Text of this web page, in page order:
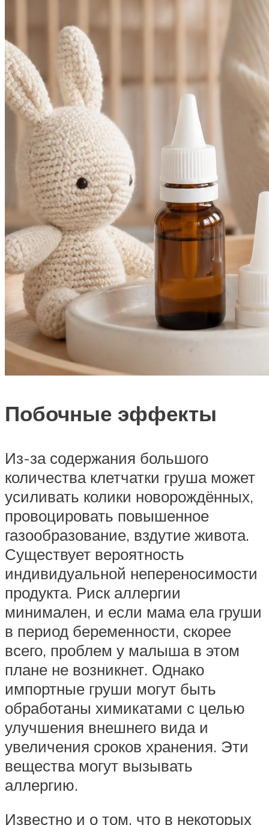
Побочные эффекты
Из-за содержания большого
количества клетчатки груша может
усиливать колики новорождённых,
провоцировать повышенное
газообразование, вздутие живота.
Существует вероятность
индивидуальной непереносимости
продукта. Риск аллергии
минимален, и если мама ела груши
в период беременности, скорее
всего, проблем у малыша в этом
плане не возникнет. Однако
импортные груши могут быть
обработаны химикатами с целью
улучшения внешнего вида и
увеличения сроков хранения. Эти
вещества могут вызывать
аллергию.
Известно и о том, что в некоторых